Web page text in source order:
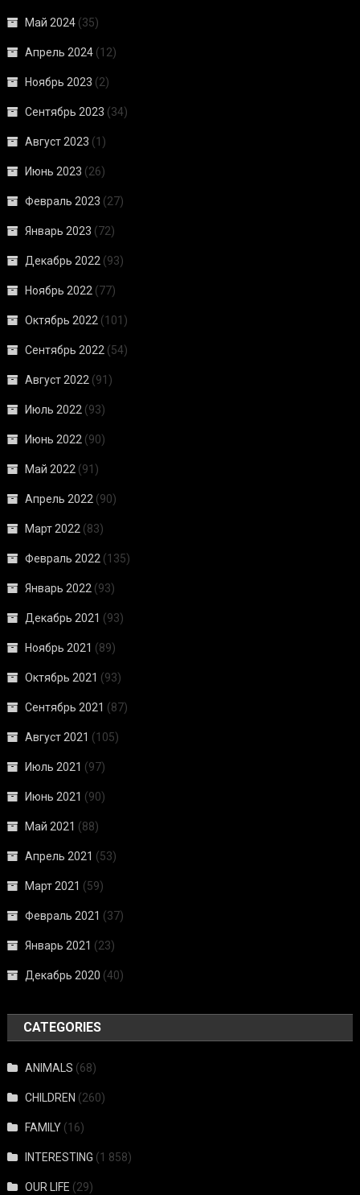
Май 2024 (35)
Апрель 2024 (12)
Ноябрь 2023 (2)
Сентябрь 2023 (34)
Август 2023 (1)
Июнь 2023 (26)
Февраль 2023 (27)
Январь 2023 (72)
Декабрь 2022 (93)
Ноябрь 2022 (77)
Октябрь 2022 (101)
Сентябрь 2022 (54)
Август 2022 (91)
Июль 2022 (93)
Июнь 2022 (90)
Май 2022 (91)
Апрель 2022 (90)
Март 2022 (83)
Февраль 2022 (135)
Январь 2022 (93)
Декабрь 2021 (93)
Ноябрь 2021 (89)
Октябрь 2021 (93)
Сентябрь 2021 (87)
Август 2021 (105)
Июль 2021 (97)
Июнь 2021 (90)
Май 2021 (88)
Апрель 2021 (53)
Март 2021 (59)
Февраль 2021 (37)
Январь 2021 (23)
Декабрь 2020 (40)
CATEGORIES
ANIMALS (68)
CHILDREN (260)
FAMILY (16)
INTERESTING (1 858)
OUR LIFE (29)